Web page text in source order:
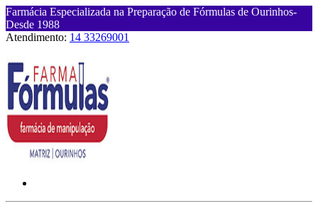
Farmácia Especializada na Preparação de Fórmulas de Ourinhos-
Desde 1988
Atendimento: 14 33269001